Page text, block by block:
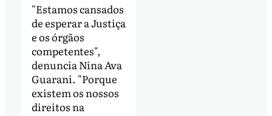
"Estamos cansados
de esperar a Justiça
e os órgãos
competentes",
denuncia Nina Ava
Guarani. "Porque
existem os nossos
direitos na